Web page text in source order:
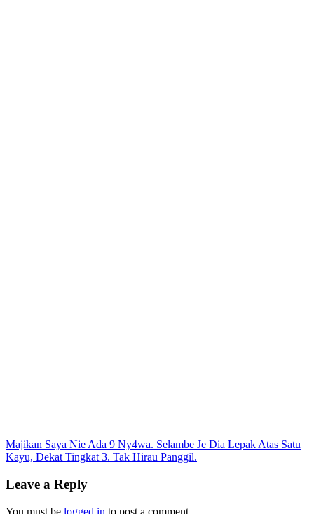
Post
navigation
Majikan Saya Nie Ada 9 Ny4wa. Selambe Je Dia Lepak Atas Satu
Kayu, Dekat Tingkat 3. Tak Hirau Panggil.
Leave a Reply
You must be logged in to post a comment.